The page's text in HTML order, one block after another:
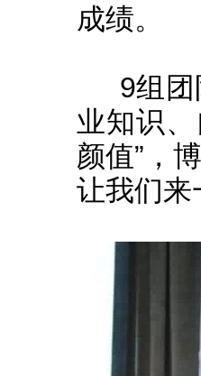
成绩。
9组团
业知识
颜值”，
让我们来